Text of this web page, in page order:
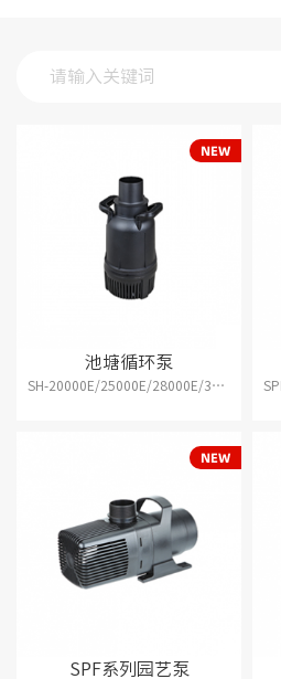
池塘循环泵
SH-20000E/25000E/28000E/33000E
SPF系列园艺泵